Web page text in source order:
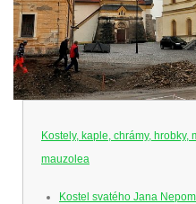
Kostely, kaple, chrámy, hrobky,
mauzolea
Kostel svatého Jana